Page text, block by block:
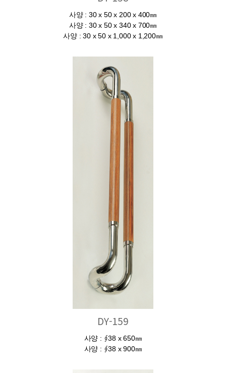
사양 : 30 x 50 x 200 x 400㎜
사양 : 30 x 50 x 340 x 700㎜
사양 : 30 x 50 x 1,000 x 1,200㎜
DY-159
사양 : ∮38 x 650㎜
사양 : ∮38 x 900㎜